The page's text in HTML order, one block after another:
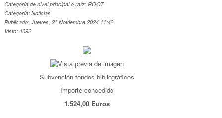
Categoría de nivel principal o raíz: ROOT
Categoría: Noticias
Publicado: Jueves, 21 Noviembre 2024 11:42
Visto: 4092
Subvención fondos bibliográficos
Importe concedido
1.524,00 Euros